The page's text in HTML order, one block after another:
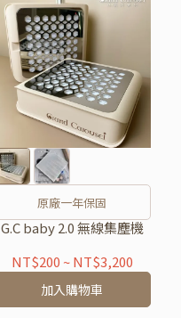
原廠一年保固
G.C baby 2.0 無線集塵機
NT$200 ~NT$3,200
加入購物車